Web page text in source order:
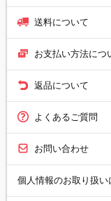
送料について
お支払い方法につ
返品について
よくあるご質問
お問い合わせ
個人情報のお取り扱い